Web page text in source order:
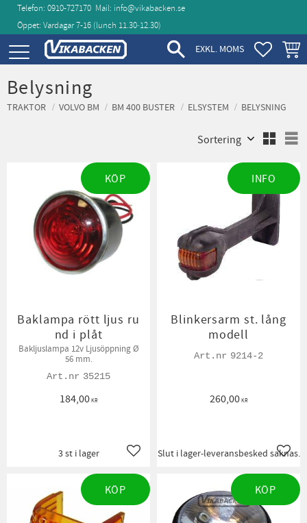
Meny
Telefon: 0910-727170 Mail: info@vikabacken.se
Öppet: Vardagar 7-16 (lunch 11.30‑12.30)
EXKL. MOMS
Belysning
TRAKTOR VOLVO BM BM 400 BUSTER ELSYSTEM BELYSNING
Baklampa rött ljus ru
nd i plåt
Bakljuslampa 12v Ljusöppning Ø
56 mm.
35215
184,00KR
Lägg till i favoriter
3 st i lager
KÖP
Blinkersarm st. lång
modell
9214-2
260,00KR
Slut i lager-leveransbesked saknas.
INFO
KÖP KÖP